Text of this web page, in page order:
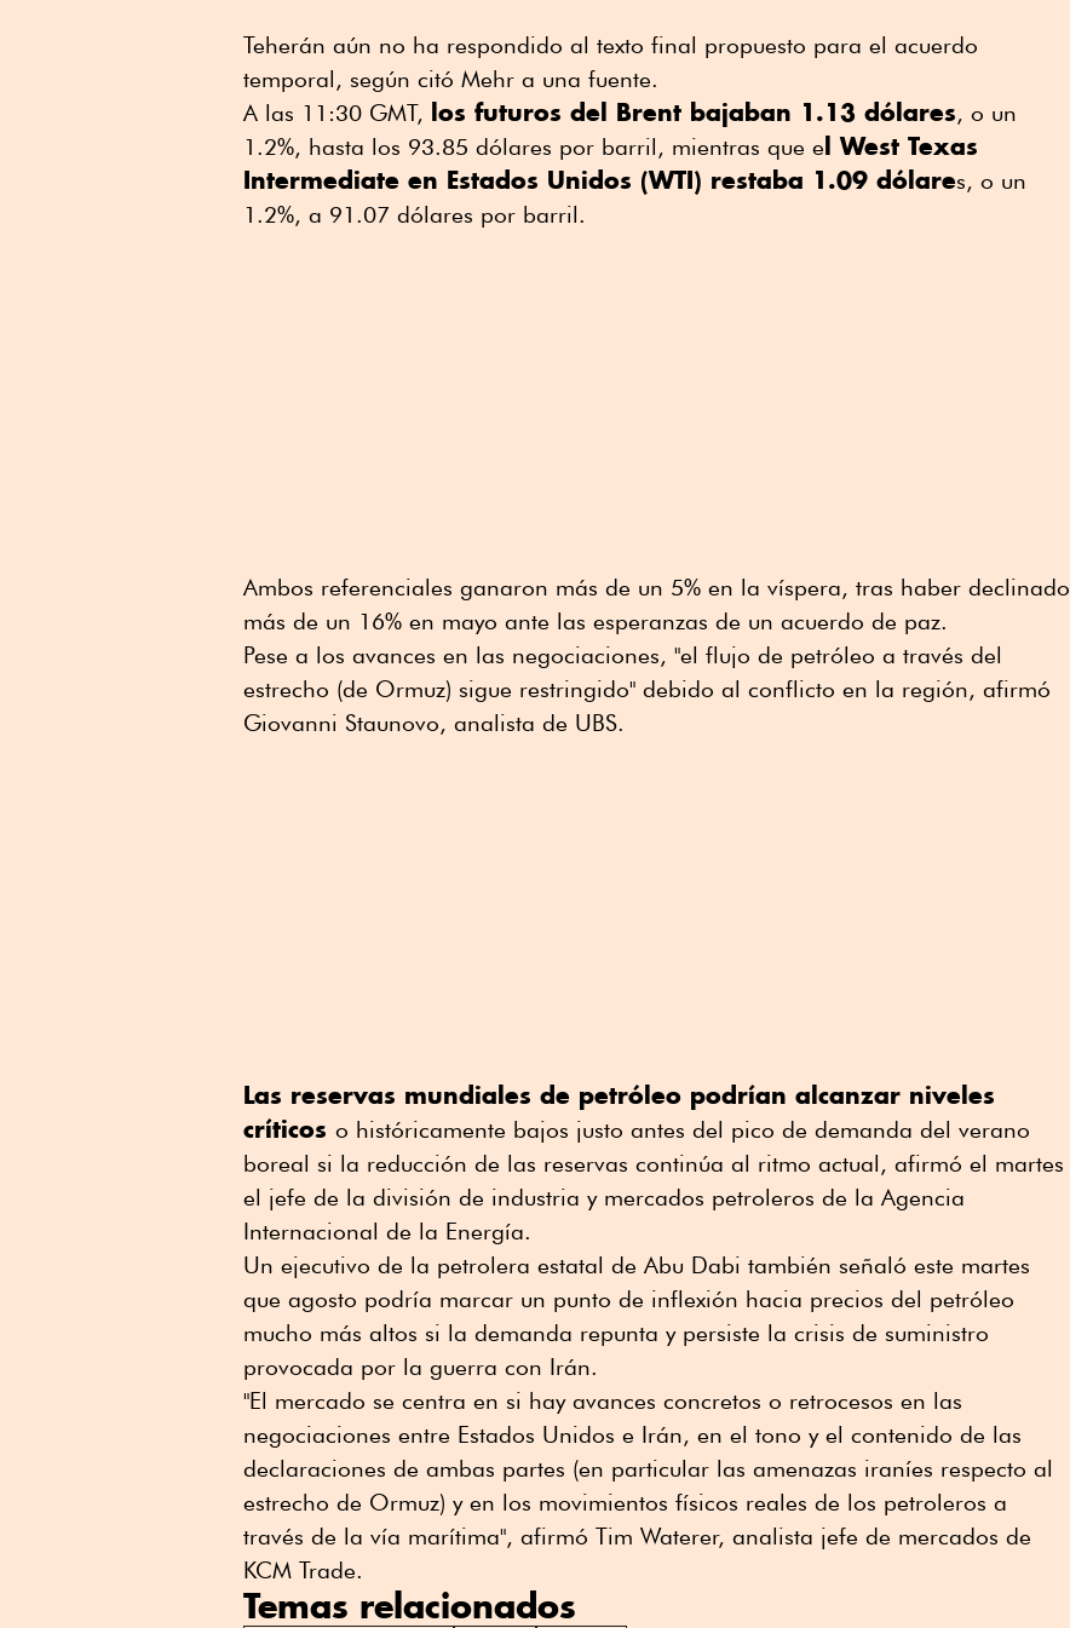
Teherán aún no ha respondido al texto final propuesto para el acuerdo
temporal, según citó Mehr a una fuente.
A las 11:30 GMT, los futuros del Brent bajaban 1.13 dólares, o un
1.2%, hasta los 93.85 dólares por barril, mientras que e l West Texas
Intermediate en Estados Unidos (WTI) restaba 1.09 dólares, o un
1.2%, a 91.07 dólares por barril.
Ambos referenciales ganaron más de un 5% en la víspera, tras haber declinado
más de un 16% en mayo ante las esperanzas de un acuerdo de paz.
Pese a los avances en las negociaciones, "el flujo de petróleo a través del
estrecho (de Ormuz) sigue restringido" debido al conflicto en la región, afirmó
Giovanni Staunovo, analista de UBS.
Las reservas mundiales de petróleo podrían alcanzar niveles
críticos o históricamente bajos justo antes del pico de demanda del verano
boreal si la reducción de las reservas continúa al ritmo actual, afirmó el martes
el jefe ⁠de la división de industria y mercados petroleros de ⁠la Agencia
Internacional de la Energía.
Un ejecutivo de la petrolera estatal de Abu Dabi también señaló este martes
que agosto podría ⁠marcar un punto de inflexión hacia precios del petróleo
mucho más altos si la demanda repunta y persiste la crisis de suministro
provocada por la guerra con Irán.
"El mercado se centra en si hay avances concretos o retrocesos en las
negociaciones entre Estados Unidos e Irán, en el tono y el contenido de las
declaraciones de ambas partes (en particular las amenazas iraníes respecto al
estrecho de Ormuz) y en los movimientos físicos reales de ⁠los petroleros a
través de la vía marítima", afirmó Tim Waterer, analista jefe de mercados de
KCM Trade.
Temas relacionados